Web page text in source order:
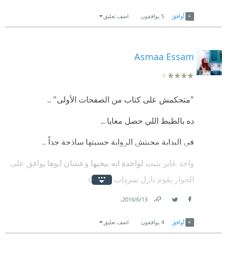
أوافق 5 يوافقون اضف تعليق
Asmaa Essam
"متحكمش على كتاب من الصفحات الأولى" ..
ده بالظبط اللي حصل معايا ..
في البداية محبتش الرواية حسيتها ساذجة جداً ..
واحد عايز يثبت لواحدة انه بيحبها وعشان ابوها يوافق على
الجواز يقوم نازل سرداب ؟!! o.O
المنطقي انه يشتغل على نفسه اكتر أو يشوف وظيفة
افضل مثلاً ..
13‏/6‏/2016
.
أوافق 4 يوافقون اضف تعليق